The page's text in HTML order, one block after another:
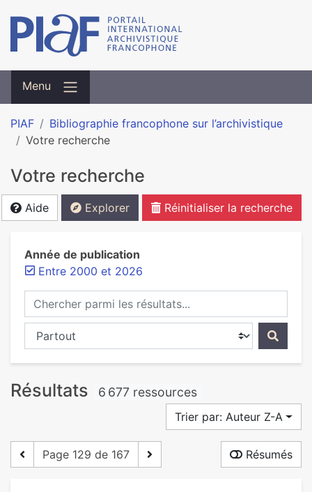
Menu
PIAF
Bibliographie francophone sur l’archivistique
Votre recherche
Votre recherche
Aide Explorer Réinitialiser la recherche
Année de publication
Entre 2000 et 2026
Chercher parmi les résultats...
Chercher dans...
Résultats 6 677 ressources
Trier par: Auteur Z-A
Page 129 de 167 Résumés